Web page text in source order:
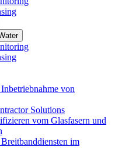
von
Solutions
vom Glasfasern und
im